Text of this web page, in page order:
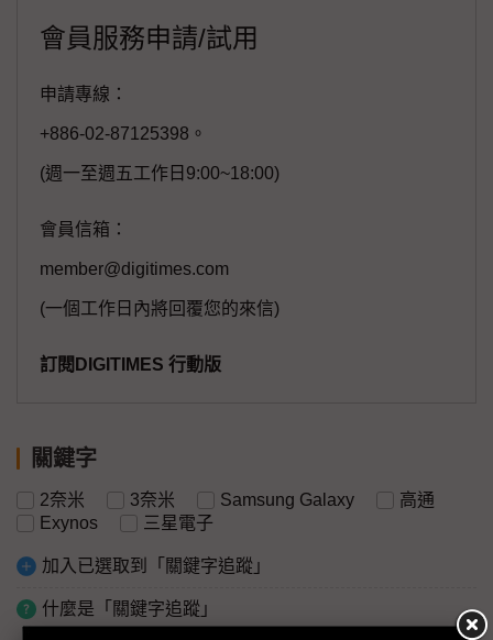
會員服務申請/試用
申請專線：
+886-02-87125398。
(週一至週五工作日9:00~18:00)
會員信箱：
member@digitimes.com
(一個工作日內將回覆您的來信)
訂閱DIGITIMES 行動版
關鍵字
2奈米 3奈米 Samsung Galaxy
高通
Exynos
三星電子
加入已選取到「關鍵字追蹤」
什麼是「關鍵字追蹤」